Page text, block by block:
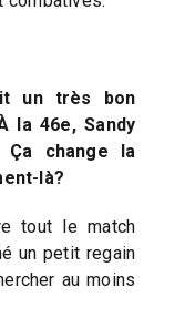
un très bon
la 46e, Sandy
change la
là?
tout le match
un petit regain
au moins